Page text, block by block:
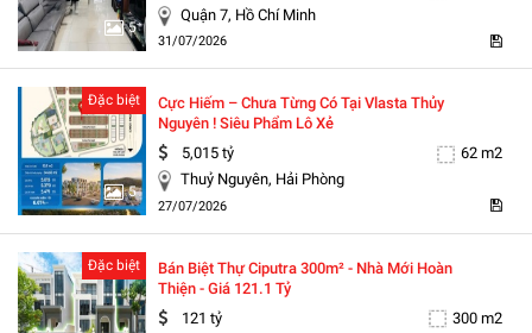
5
Quận 7, Hồ Chí Minh
31/07/2026
5
Đặc biệt
Cực Hiếm – Chưa Từng Có Tại Vlasta Thủy
Nguyên ! Siêu Phẩm Lô Xẻ
5,015 tỷ
62 m2
Thuỷ Nguyên, Hải Phòng
27/07/2026
Đặc biệt
Bán Biệt Thự Ciputra 300m² - Nhà Mới Hoàn
Thiện - Giá 121.1 Tỷ
121 tỷ
300 m2